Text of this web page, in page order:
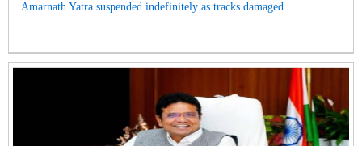
Amarnath Yatra suspended indefinitely as tracks damaged...